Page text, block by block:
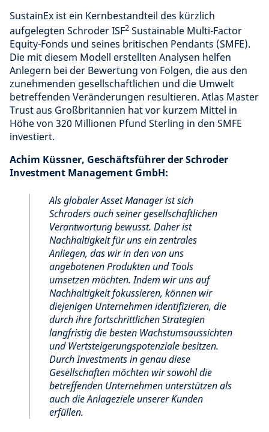
SustainEx ist ein Kernbestandteil des kürzlich
aufgelegten Schroder ISF2 Sustainable Multi-Factor
Equity-Fonds und seines britischen Pendants (SMFE).
Die mit diesem Modell erstellten Analysen helfen
Anlegern bei der Bewertung von Folgen, die aus den
zunehmenden gesellschaftlichen und die Umwelt
betreffenden Veränderungen resultieren. Atlas Master
Trust aus Großbritannien hat vor kurzem Mittel in
Höhe von 320 Millionen Pfund Sterling in den SMFE
investiert.
Achim Küssner, Geschäftsführer der Schroder
Investment Management GmbH:
Als globaler Asset Manager ist sich
Schroders auch seiner gesellschaftlichen
Verantwortung bewusst. Daher ist
Nachhaltigkeit für uns ein zentrales
Anliegen, das wir in den von uns
angebotenen Produkten und Tools
umsetzen möchten. Indem wir uns auf
Nachhaltigkeit fokussieren, können wir
diejenigen Unternehmen identifizieren, die
durch ihre fortschrittlichen Strategien
langfristig die besten Wachstumsaussichten
und Wertsteigerungspotenziale besitzen.
Durch Investments in genau diese
Gesellschaften möchten wir sowohl die
betreffenden Unternehmen unterstützen als
auch die Anlageziele unserer Kunden
erfüllen.